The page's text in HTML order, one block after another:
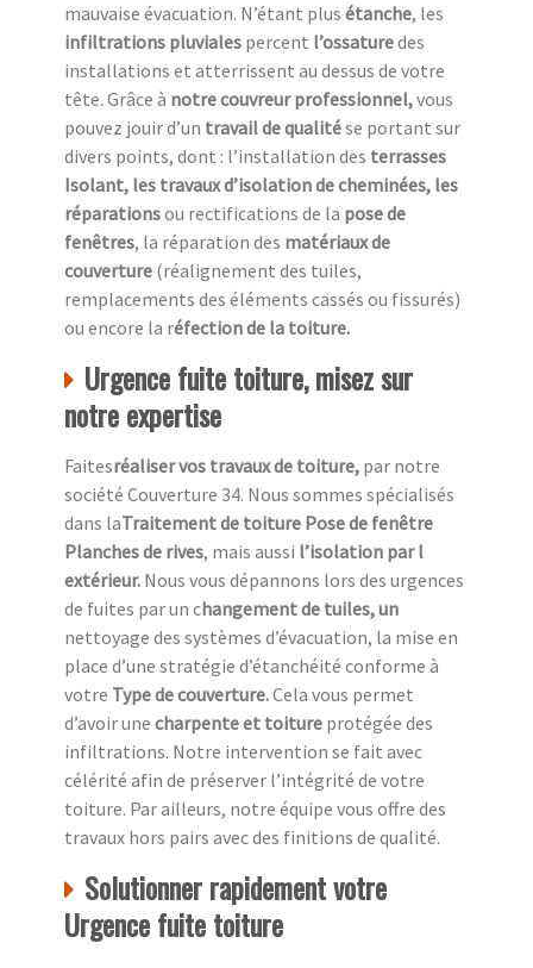
mauvaise évacuation. N’étant plus étanche, les
infiltrations pluviales percent l’ossaturedes
installations et atterrissent au dessus de votre
tête. Grâce à notre couvreur professionnel,vous
pouvez jouir d’un travail de qualitése portant sur
divers points, dont : l’installation des terrasses
Isolant, les travaux d’isolation de cheminées, les
réparationsou rectifications de la pose de
fenêtres, la réparation des matériaux de
couverture (réalignement des tuiles,
remplacements des éléments cassés ou fissurés)
ou encore la réfection de la toiture.
Urgence fuite toiture, misez sur
notre expertise
Faitesréaliser vos travaux de toiture, par notre
société Couverture 34. Nous sommes spécialisés
dans laTraitement de toiture Pose de fenêtre
Planches de rives, mais aussi l’isolation par l
extérieur. Nous vous dépannons lors des urgences
de fuites par un changement de tuiles, un
nettoyage des systèmes d’évacuation, la mise en
place d’une stratégie d’étanchéité conforme à
votre Type de couverture.Cela vous permet
d’avoir une charpente et toiture protégée des
infiltrations. Notre intervention se fait avec
célérité afin de préserver l’intégrité de votre
toiture. Par ailleurs, notre équipe vous offre des
travaux hors pairs avec des finitions de qualité.
Solutionner rapidement votre
Urgence fuite toiture